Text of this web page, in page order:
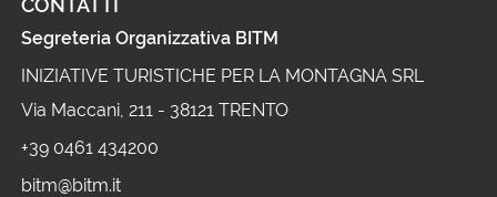
CONTATTI
Segreteria Organizzativa BITM
INIZIATIVE TURISTICHE PER LA MONTAGNA SRL
Via Maccani, 211 - 38121 TRENTO
+39 0461 434200
bitm@bitm.it